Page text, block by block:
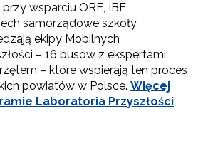
wsparciu ORE, IBE
samorządowe szkoły
ekipy Mobilnych
– 16 busów z ekspertami
– które wspierają ten proces
powiatów w Polsce. Więcej
Laboratoria Przyszłości